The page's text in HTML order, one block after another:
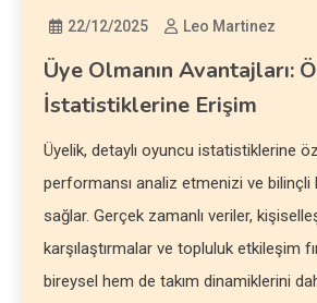
22/12/2025 Leo Martinez
Üye Olmanın Avantajları:
İstatistiklerine Erişim
Üyelik, detaylı oyuncu istatistiklerine
performansı analiz etmenizi ve bilinçli
sağlar. Gerçek zamanlı veriler,
karşılaştırmalar ve topluluk etkileşim
bireysel hem de takım dinamiklerini